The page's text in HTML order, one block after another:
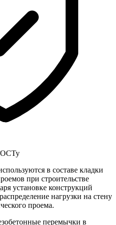
в составе кладки
при строительстве
установке конструкций
нагрузки на стену
проема.
перемычки в